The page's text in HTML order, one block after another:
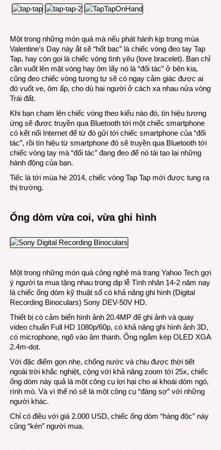
Một trong những món quà mà nếu phát hành kịp trong mùa
Valentine’s Day này ắt sẽ “hốt bạc” là chiếc vòng đeo tay Tap
Tap, hay còn gọi là chiếc vòng tình yêu (love bracelet). Bạn chỉ
cần vuốt lên mặt vòng hay ôm lấy nó là “đối tác” ở bên kia,
cũng đeo chiếc vòng tương tự sẽ có ngay cảm giác được ai
đó vuốt ve, ôm ấp, cho dù hai người ở cách xa nhau nửa vòng
Trái đất.
Khi bạn chạm lên chiếc vòng theo kiểu nào đó, tín hiệu tương
ứng sẽ được truyền qua Bluetooth tới một chiếc smartphone
có kết nối Internet để từ đó gửi tới chiếc smartphone của “đối
tác”, rồi tín hiệu từ smartphone đó sẽ truyền qua Bluetooth tới
chiếc vòng tay mà “đối tác” đang đeo để nó tái tạo lại những
hành động của bạn.
Tiếc là tới mùa hè 2014, chiếc vòng Tap Tap mới được tung ra
thị trường.
Ống dòm vừa coi, vừa ghi hình
Một trong những món quà công nghệ mà trang Yahoo Tech gợi
ý người ta mua tặng nhau trong dịp lễ Tình nhân 14-2 năm nay
là chiếc ống dòm kỹ thuật số có khả năng ghi hình (Digital
Recording Binoculars) Sony DEV-50V HD.
Thiết bị có cảm biến hình ảnh 20.4MP để ghi ảnh và quay
video chuẩn Full HD 1080p/60p, có khả năng ghi hình ảnh 3D,
có microphone, ngõ vào âm thanh. Ống ngắm kép OLED XGA
2.4m-dot.
Với đặc điểm gọn nhẹ, chống nước và chịu được thời tiết
ngoài trời khắc nghiệt, cộng với khả năng zoom tới 25x, chiếc
ống dòm này quả là một công cụ lợi hại cho ai khoái dòm ngó,
rình mò. Và vì thế nó sẽ là một công cụ “đáng sợ” với những
người khác.
Chỉ có điều với giá 2.000 USD, chiếc ống dòm “hàng độc” này
cũng “kén” người mua.